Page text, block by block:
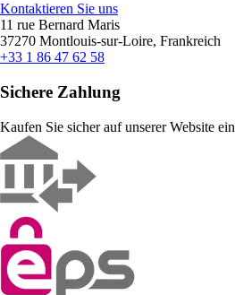
Kontaktieren Sie uns
11 rue Bernard Maris
37270 Montlouis-sur-Loire, Frankreich
+33 1 86 47 62 58
Sichere Zahlung
Kaufen Sie sicher auf unserer Website ein